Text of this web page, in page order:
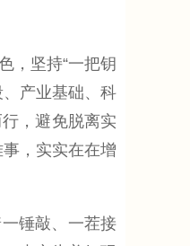
，坚持“一把钥
产业基础、科
，避免脱离实
，实实在在增
锤敲、一茬接